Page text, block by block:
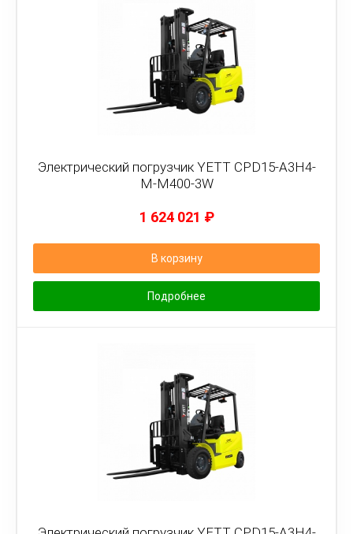
Электрический погрузчик YETT CPD15-A3H4-
M-M400-3W
1 624 021 ₽
В корзину
Подробнее